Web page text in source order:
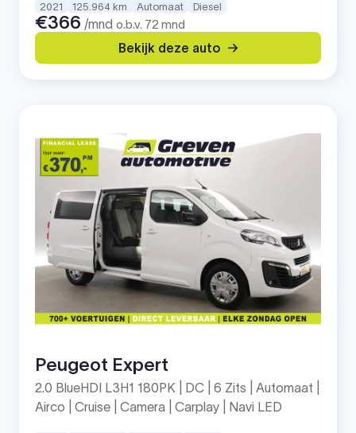
2021 125.964 km Automaat Diesel
€366 /mnd o.b.v. 72 mnd
Bekijk deze auto
Peugeot Expert
2.0 BlueHDI L3H1 180PK | DC | 6 Zits | Automaat |
Airco | Cruise | Camera | Carplay | Navi LED